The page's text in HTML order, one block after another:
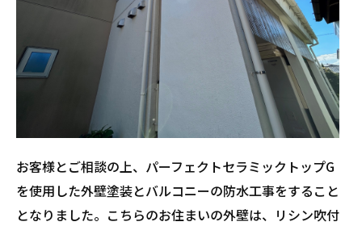
お客様とご相談の上、パーフェクトセラミックトップG
を使用した外壁塗装とバルコニーの防水工事をすること
となりました。こちらのお住まいの外壁は、リシン吹付